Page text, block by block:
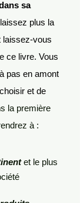
sa
plus la
laissez-vous
ce livre. Vous
pas en amont
et de
la première
à :
et le plus